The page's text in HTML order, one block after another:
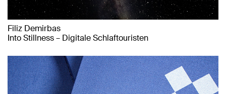
Filiz Demirbas
Into Stillness – Digitale Schlaftouristen